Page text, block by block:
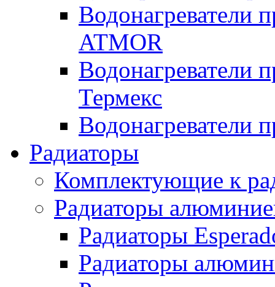
Водонагреватели
ATMOR
Водонагреватели
Термекс
Водонагреватели
Радиаторы
Комплектующие к
Радиаторы
Радиаторы
Радиаторы